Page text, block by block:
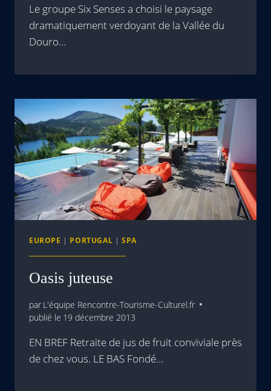
Le groupe Six Senses a choisi le paysage
dramatiquement verdoyant de la Vallée du
Douro…
EUROPE | PORTUGAL | SPA
Oasis juteuse
par L'équipe Rencontre-Tourisme-Culturel.fr
publié le 19 décembre 2013
EN BREF Retraite de jus de fruit conviviale près
de chez vous. LE BAS Fondé…